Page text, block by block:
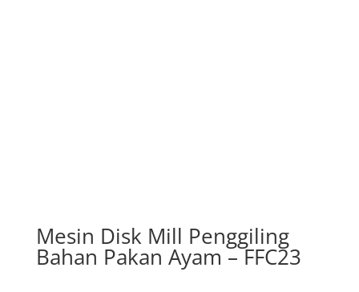
Mesin Disk Mill Penggiling
Bahan Pakan Ayam – FFC23